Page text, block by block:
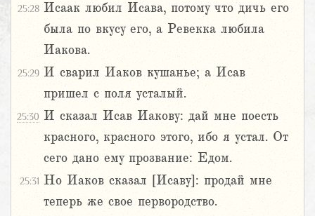
25:28 Исаак любил Исава, потому что дичь его
была по вкусу его, а Ревекка любила
Иакова.
25:29 И сварил Иаков кушанье; а Исав
пришел с поля усталый.
25:30 И сказал Исав Иакову: дай мне поесть
красного, красного этого, ибо я устал. От
сего дано ему прозвание: Едом.
25:31 Но Иаков сказал [Исаву]: продай мне
теперь же свое первородство.